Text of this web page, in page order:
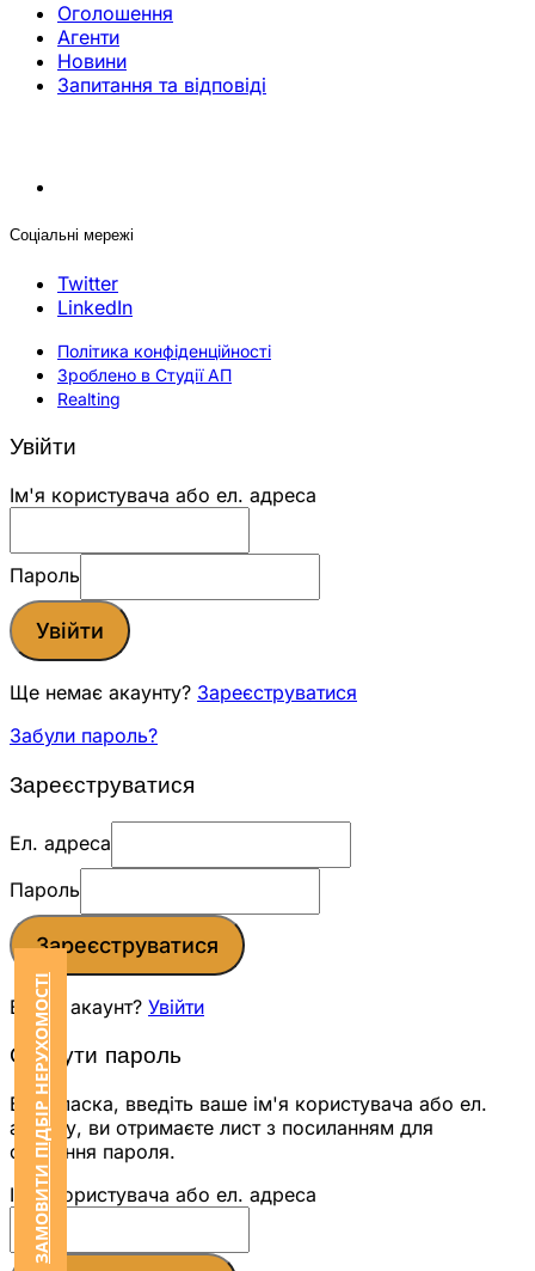
Оголошення
Агенти
Новини
Запитання та відповіді
Соціальні мережі
Twitter
LinkedIn
Політика конфіденційності
Зроблено в Студії АП
Realting
ЗАМОВИТИ ПІДБІР НЕРУХОМОСТІ
Увійти
Ім'я користувача або ел. адреса
Пароль
Увійти
Ще немає акаунту? Зареєструватися
Забули пароль?
Зареєструватися
Ел. адреса
Пароль
Зареєструватися
Вже є акаунт? Увійти
Скинути пароль
Будь ласка, введіть ваше ім'я користувача або ел.
адресу, ви отримаєте лист з посиланням для
скидання пароля.
Ім'я користувача або ел. адреса